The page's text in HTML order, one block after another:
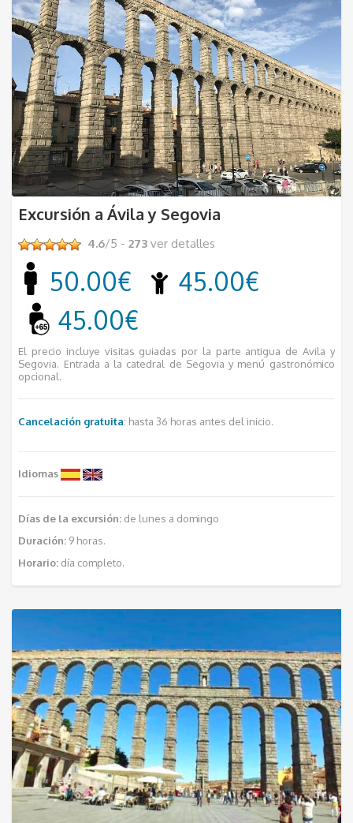
Excursión a Ávila y Segovia
4.6/5 -273 ver detalles
50.00€
45.00€
45.00€
El precio incluye visitas guiadas por la parte antigua de Avila y
Segovia. Entrada a la catedral de Segovia y menú gastronómico
opcional.
Cancelación gratuita: hasta 36 horas antes del inicio.
Idiomas
Días de la excursión: de lunes a domingo
Duración: 9 horas.
Horario: día completo.